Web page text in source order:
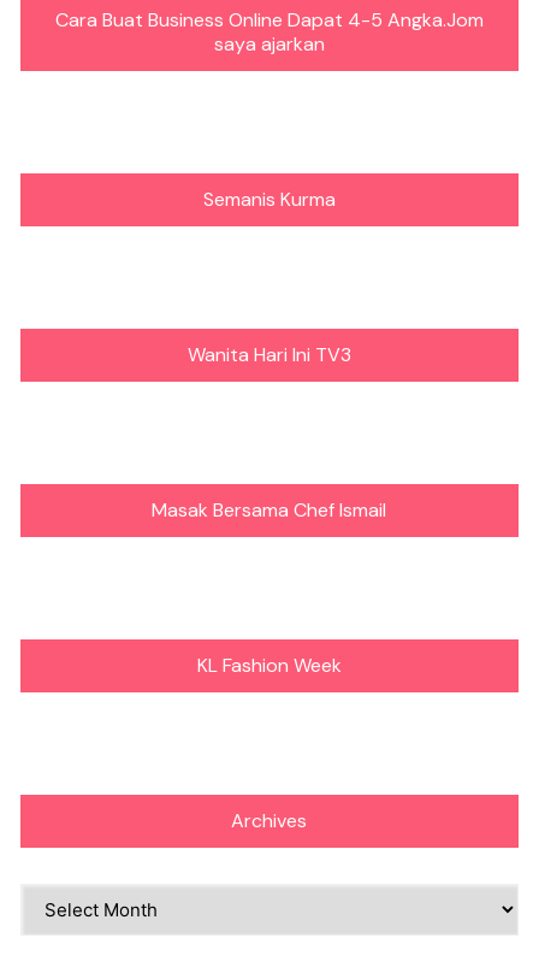
Cara Buat Business Online Dapat 4-5 Angka.Jom
saya ajarkan
Semanis Kurma
Wanita Hari Ini TV3
Masak Bersama Chef Ismail
KL Fashion Week
Archives
Archives